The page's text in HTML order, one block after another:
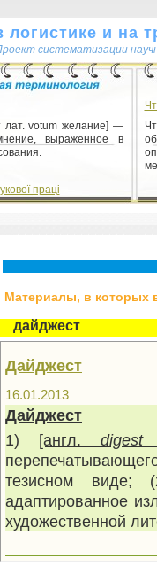
и на
систематизации
лат. votum желание] —
выраженное в
праці
праці 1) частина
Материалы, в которых
дайджест
Дайджест
16.01.2013
Дайджест
1) [англ.
тезисном виде;
адаптированное
художественной